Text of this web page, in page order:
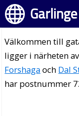
Välkommen till
ligger i närheten
Forshagaoch Dal
har postnummer